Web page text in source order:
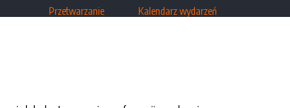
Przetwarzanie
Kalendarz wydarzeń